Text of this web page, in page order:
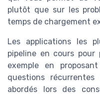
plutôt que sur les
temps de chargement
Les applications les
pipeline en cours pour
exemple en
questions
abordés lors des